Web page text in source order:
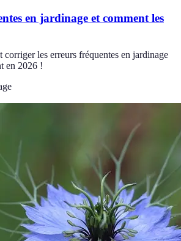
en jardinage et comment les
les erreurs fréquentes en jardinage
en 2026 !